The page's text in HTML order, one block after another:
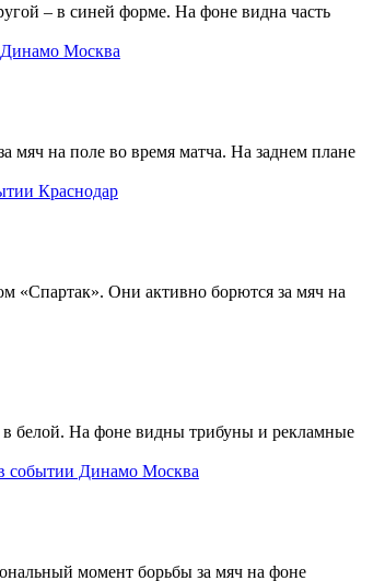
Динамо Москва
Краснодар
Динамо Москва